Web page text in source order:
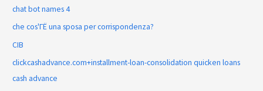
chat bot names 4
che cos'ГЁ una sposa per corrispondenza?
CIB
clickcashadvance.com+installment-loan-consolidation quicken loans
cash advance